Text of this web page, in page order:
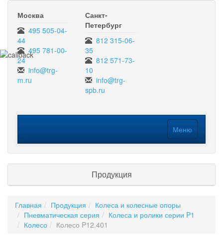
Москва
495 505-04-
44
495 781-00-
24
info@trg-
m.ru
Санкт-
Петербург
812 315-06-
35
812 571-73-
10
info@trg-
spb.ru
Меню
Продукция
Главная Продукция
Колеса и колесные опоры
Пневматическая серия
Колеса и ролики серии P1
Колесо
Колесо P12.401